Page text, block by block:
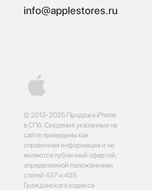
© 2013-2025 Продажа iPhone
в СПб. Сведения указанные на
сайте приведены как
справочная информация и не
являются публичной офертой,
определяемой положениями
статей 437 и 435
Гражданского кодекса
info@applestores.ru